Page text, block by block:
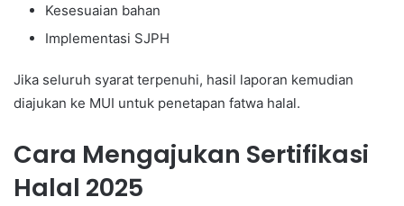
Kesesuaian bahan
Implementasi SJPH
Jika seluruh syarat terpenuhi, hasil laporan kemudian
diajukan ke MUI untuk penetapan fatwa halal.
Cara Mengajukan Sertifikasi
Halal 2025